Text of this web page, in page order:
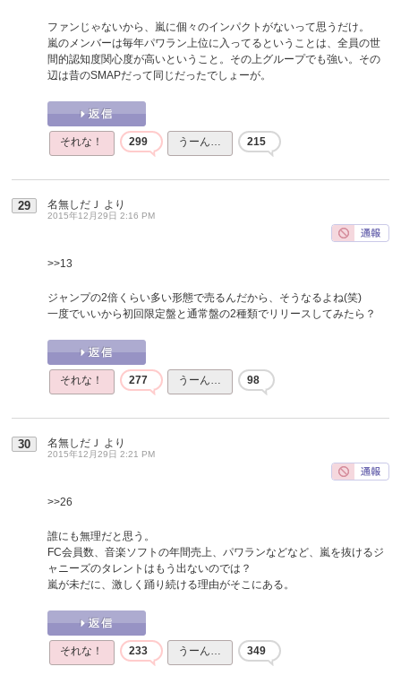
ファンじゃないから、嵐に個々のインパクトがないって思うだけ。
嵐のメンバーは毎年パワラン上位に入ってるということは、全員の世
間的認知度関心度が高いということ。その上グループでも強い。その
辺は昔のSMAPだって同じだったでしょーが。
それな！ 299 うーん… 215
29 名無しだＪ より
2015年12月29日 2:16 PM
>>13
ジャンプの2倍くらい多い形態で売るんだから、そうなるよね(笑)
一度でいいから初回限定盤と通常盤の2種類でリリースしてみたら？
それな！ 277 うーん… 98
30 名無しだＪ より
2015年12月29日 2:21 PM
>>26
誰にも無理だと思う。
FC会員数、音楽ソフトの年間売上、パワランなどなど、嵐を抜けるジ
ャニーズのタレントはもう出ないのでは？
嵐が未だに、激しく踊り続ける理由がそこにある。
それな！ 233 うーん… 349